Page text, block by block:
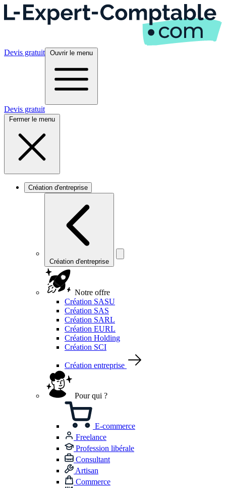
Devis gratuit Ouvrir le menu
Devis gratuit
Fermer le menu
Création d'entreprise
Création d'entreprise
Notre offre
Création SASU
Création SAS
Création SARL
Création EURL
Création Holding
Création SCI
Création entreprise
Pour qui ?
E-commerce
Freelance
Profession libérale
Consultant
Artisan
Commerce